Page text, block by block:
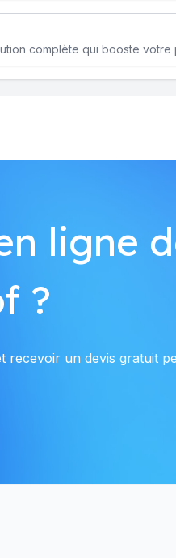
ligne
?
un devis gratuit